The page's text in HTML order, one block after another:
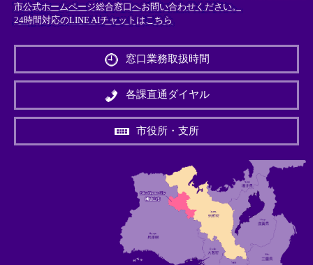
市公式ホームページ総合窓口へお問い合わせください。
24時間対応のLINE AIチャットはこちら
外
リ
＞
窓口業務取扱時間
各課直通ダイヤル
市役所・支所